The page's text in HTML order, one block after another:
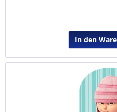
In den